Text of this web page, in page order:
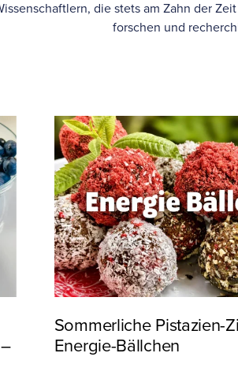
die stets am Zahn der
forschen und
Sommerliche Pistazien-
Energie-Bällchen